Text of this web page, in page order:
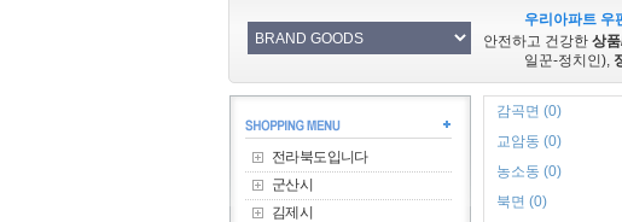
우리아파트 우
안전하고 건강한 상
일꾼-정치인),
전라북도입니다
군산시
김제시
감곡면 (0)
교암동 (0)
농소동 (0)
북면 (0)